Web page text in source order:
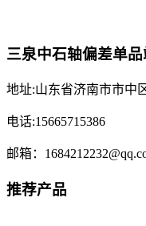
三泉中石轴偏差单品
地址:山东省济南市市中
电话:15665715386
邮箱：
推荐产品